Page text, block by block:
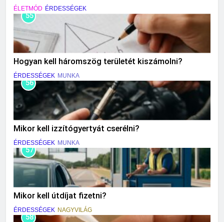
ÉLETMÓD ÉRDESSÉGEK
55
Hogyan kell háromszög területét kiszámolni?
ÉRDESSÉGEK MUNKA
56
Mikor kell izzítógyertyát cserélni?
ÉRDESSÉGEK MUNKA
57
Mikor kell útdíjat fizetni?
ÉRDESSÉGEK NAGYVILÁG
58